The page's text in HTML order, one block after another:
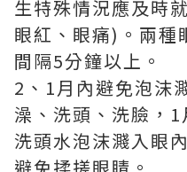
生特殊情況應及時
眼紅、眼痛)。兩種
間隔5分鐘以上。
2、1月內避免泡沫
澡、洗頭、洗臉，
洗頭水泡沫濺入眼